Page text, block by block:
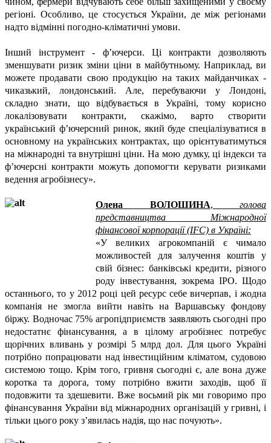
регіоні. Особливо, це стосується України, де між регіонами
надто відмінні погодно-кліматичні умови.
Інший інструмент - ф’ючерси. Ці контракти дозволяють
зменшувати ризик зміни ціни в майбутньому. Наприклад, ви
можете продавати свою продукцію на таких майданчиках -
чиказький, лондонський. Але, перебуваючи у Лондоні,
складно знати, що відбувається в Україні, тому корисно
локалізовувати контракти, скажімо, варто створити
український ф’ючерсний ринок, який буде спеціалізуватися в
основному на українських контрактах, що орієнтуватимуться
на міжнародні та внутрішні ціни. На мою думку, ці індекси та
ф’ючерсні контракти можуть допомогти керувати ризиками
ведення агробізнесу».
Олена ВОЛОШИНА, голова
представництва Міжнародної
фінансової корпорації (IFC) в Україні:
«У великих агрокомпаній є чимало
можливостей для залучення коштів у
свій бізнес: банківські кредити, різного
роду інвестування, зокрема ІРО. Щодо
останнього, то у 2012 році цей ресурс себе вичерпав, і жодна
компанія не змогла вийти навіть на Варшавську фондову
біржу. Водночас 75% агропідприємств заявляють сьогодні про
недостатнє фінансування, а в цілому агробізнес потребує
щорічних вливань у розмірі 5 млрд дол. Для цього Україні
потрібно попрацювати над інвестиційним кліматом, судовою
системою тощо. Крім того, гривня сьогодні є, але вона дуже
коротка та дорога, тому потрібно вжити заходів, щоб її
подовжити та здешевити. Вже восьмий рік ми говоримо про
фінансування України від міжнародних організацій у гривні, і
тільки цього року з’явилась надія, що нас почують».